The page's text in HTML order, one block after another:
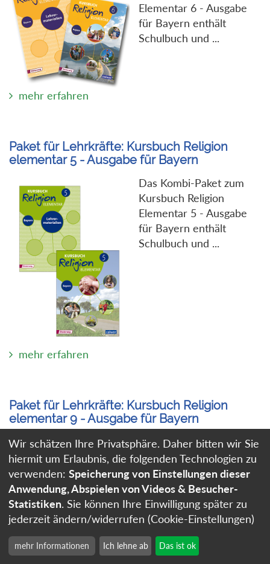
Elementar 6 - Ausgabe
für Bayern enthält
Schulbuch und ...
mehr erfahren
Paket für Lehrkräfte: Kursbuch Religion
elementar 5 - Ausgabe für Bayern
Das Kombi-Paket zum
Kursbuch Religion
Elementar 5 - Ausgabe
für Bayern enthält
Schulbuch und ...
mehr erfahren
Paket für Lehrkräfte: Kursbuch Religion
elementar 9 - Ausgabe für Bayern
Kombi-Paket bestehend
aus dem Schülerband
und den
Lehrermaterialien.
mehr erfahren
Wir schätzen Ihre Privatsphäre. Daher bitten wir Sie
hiermit um Erlaubnis, die folgenden Technologien zu
verwenden: Speicherung von Einstellungen dieser
Anwendung, Abspielen von Videos & Besucher-
Statistiken. Sie können Ihre Einwilligung später zu
jederzeit ändern/widerrufen (Cookie-Einstellungen)
mehr Informationen Ich lehne ab Das ist ok